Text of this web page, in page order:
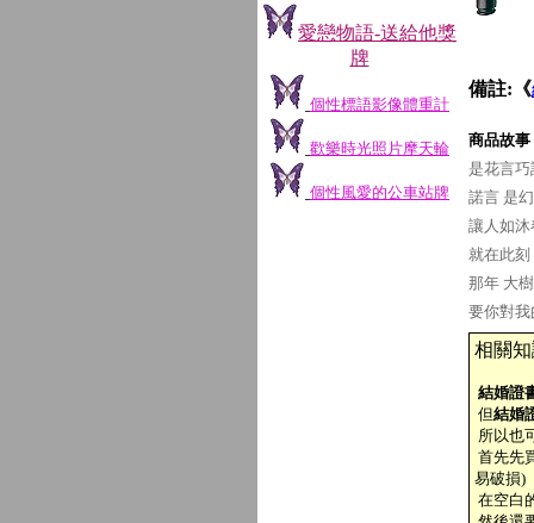
愛戀物語-送給他獎
牌
個性標語影像體重計
歡樂時光照片摩天輪
個性風愛的公車站牌
備註:《
商品故事
是花言
諾言 是
讓人如
就在此
那年 大
要你對
相關
結婚證
但結婚
所以也
首先先
易破損)
在空白